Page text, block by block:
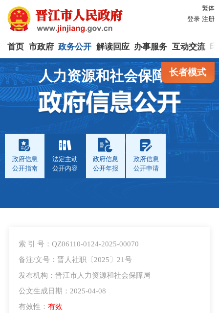
繁体
登录 注册
首页 市政府 政务公开 解读回应 办事服务 互动交流
长者模式
人力资源和社会保障局
政府信息
公开指南
法定主动
公开内容
政府信息
公开年报
政府信息
公开申请
索 引 号：QZ06110-0124-2025-00070
备注/文号：晋人社职〔2025〕21号
发布机构：晋江市人力资源和社会保障局
公文生成日期：2025-04-08
有效性： 有效